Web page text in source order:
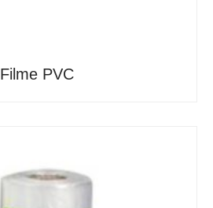
Filme PVC